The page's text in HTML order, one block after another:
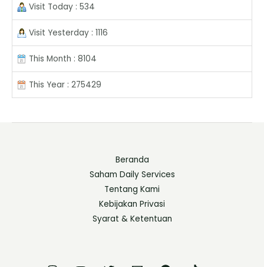
Visit Today : 534
Visit Yesterday : 1116
This Month : 8104
This Year : 275429
Beranda
Saham Daily Services
Tentang Kami
Kebijakan Privasi
Syarat & Ketentuan